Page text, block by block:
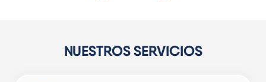
NUESTROS SERVICIOS